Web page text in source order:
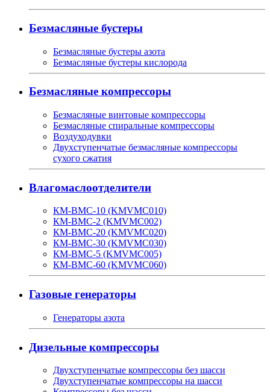
Безмасляные бустеры
Безмасляные бустеры азота
Безмасляные бустеры кислорода
Безмасляные компрессоры
Безмасляные винтовые компрессоры
Безмасляные спиральные компрессоры
Воздуходувки
Двухступенчатые безмасляные компрессоры
сухого сжатия
Влагомаслоотделители
КМ-ВМС-10 (KMVMC010)
КМ-ВМС-2 (KMVMC002)
КМ-ВМС-20 (KMVMC020)
КМ-ВМС-30 (KMVMC030)
КМ-ВМС-5 (KMVMC005)
КМ-ВМС-60 (KMVMC060)
Газовые генераторы
Генераторы азота
Дизельные компрессоры
Двухступенчатые компрессоры без шасси
Двухступенчатые компрессоры на шасси